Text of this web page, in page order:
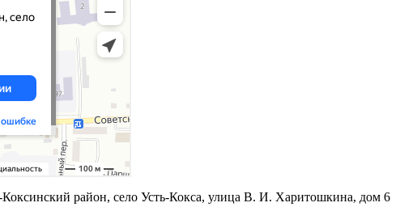
район, село Усть-Кокса, улица В. И. Харитошкина, дом 6